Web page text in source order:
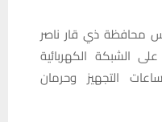
محافظة ذي قار ناصر
الشبكة الكهربائية
التجهيز وحرمان